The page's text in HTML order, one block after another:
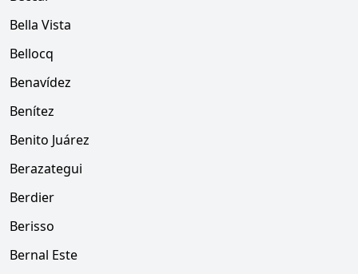
Bella Vista
Bellocq
Benavídez
Benítez
Benito Juárez
Berazategui
Berdier
Berisso
Bernal Este